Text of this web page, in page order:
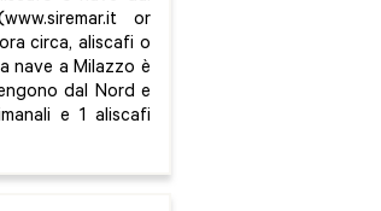
or
circa, aliscafi o
nave a Milazzo è
dal Nord e
e 1 aliscafi